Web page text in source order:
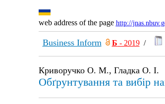
web address of the page http://
Business Inform Б - 2019/
Криворучко О. М., Гладка О. І.
Обґрунтування та вибір